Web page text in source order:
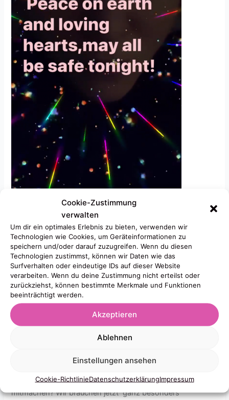
Cookie-Zustimmung
verwalten
Um dir ein optimales Erlebnis zu bieten, verwenden wir
Technologien wie Cookies, um Geräteinformationen zu
speichern und/oder darauf zuzugreifen. Wenn du diesen
Technologien zustimmst, können wir Daten wie das
Surfverhalten oder eindeutige IDs auf dieser Website
verarbeiten. Wenn du deine Zustimmung nicht erteilst oder
zurückziehst, können bestimmte Merkmale und Funktionen
beeinträchtigt werden.
Akzeptieren
Ablehnen
Einstellungen ansehen
Cookie-RichtlinieDatenschutzerklärungImpressum
Wir alle gehen grade damit um, dass es
wiederKrieginEuropagibt. Dazu gibt es viel zu sagen, ich
werde das aber lieber nicht tun, da derRussland Ukraine
Konfliktnicht zu meinen Topics gehört, wo ich das Gefühl
habe,Ahnungzu haben. Schweigen ist manchmalGold
Gleichzeitig kann ich ganz deutlich und
klar
ist
#StandingWithUkraine,Mitgefühl
körperlich genug Kraft habe) aber auf jeden Fall aber
habe. Vielleicht liegt dir das Beten auch und du magst
mitmachen? Wir brauchen jetzt ganz besonders